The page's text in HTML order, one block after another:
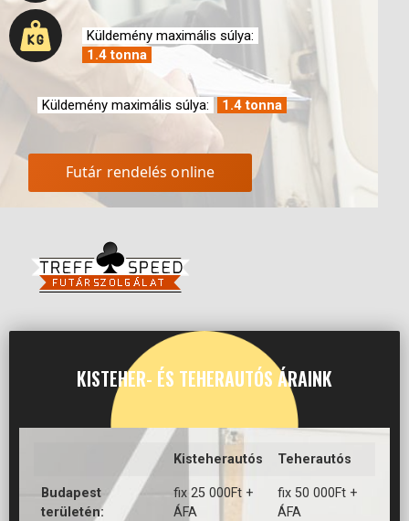
Küldemény maximális súlya:
1.4 tonna
Küldemény maximális súlya: 1.4 tonna
Futár rendelés online
KISTEHER- ÉS TEHERAUTÓS ÁRAINK
Kisteherautós Teherautós
Budapest
területén:
fix 25 000Ft +
ÁFA
fix 50 000Ft +
ÁFA